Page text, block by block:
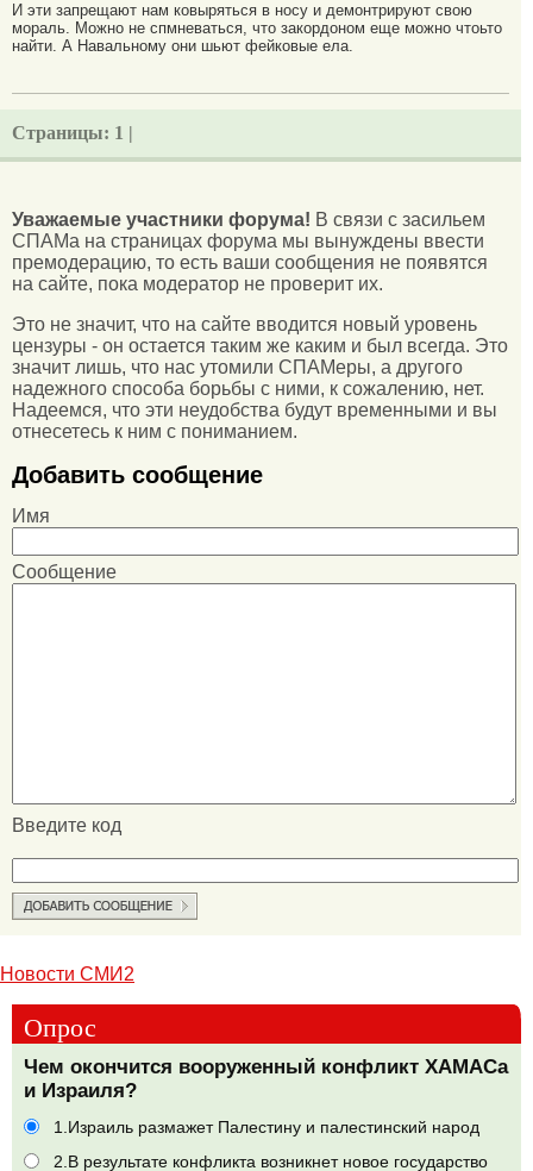
И эти запрещают нам ковыряться в носу и демонтрируют свою
мораль. Можно не спмневаться, что закордоном еще можно чтоьто
найти. А Навальному они шьют фейковые ела.
Страницы: 1 |
Уважаемые участники форума! В связи с засильем
СПАМа на страницах форума мы вынуждены ввести
премодерацию, то есть ваши сообщения не появятся
на сайте, пока модератор не проверит их.
Это не значит, что на сайте вводится новый уровень
цензуры - он остается таким же каким и был всегда. Это
значит лишь, что нас утомили СПАМеры, а другого
надежного способа борьбы с ними, к сожалению, нет.
Надеемся, что эти неудобства будут временными и вы
отнесетесь к ним с пониманием.
Добавить сообщение
Имя
Сообщение
Введите код
Новости СМИ2
Опрос
Чем окончится вооруженный конфликт ХАМАСа
и Израиля?
1.Израиль размажет Палестину и палестинский народ
2.В результате конфликта возникнет новое государство